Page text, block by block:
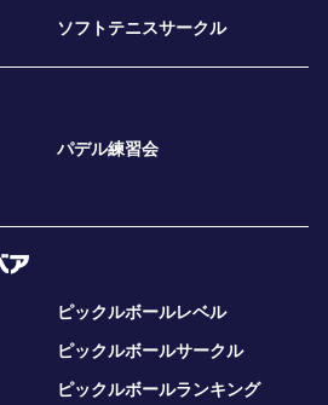
ソフトテニスサークル
パデル練習会
ピックルボールレベル
ピックルボールサークル
ピックルボールランキング